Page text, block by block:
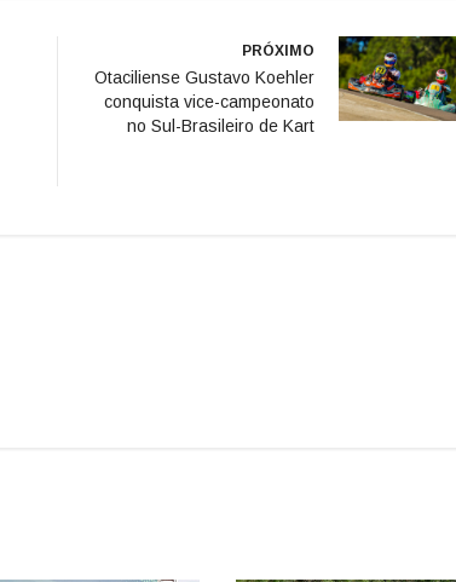
PRÓXIMO
Otaciliense Gustavo Koehler
conquista vice-campeonato
no Sul-Brasileiro de Kart